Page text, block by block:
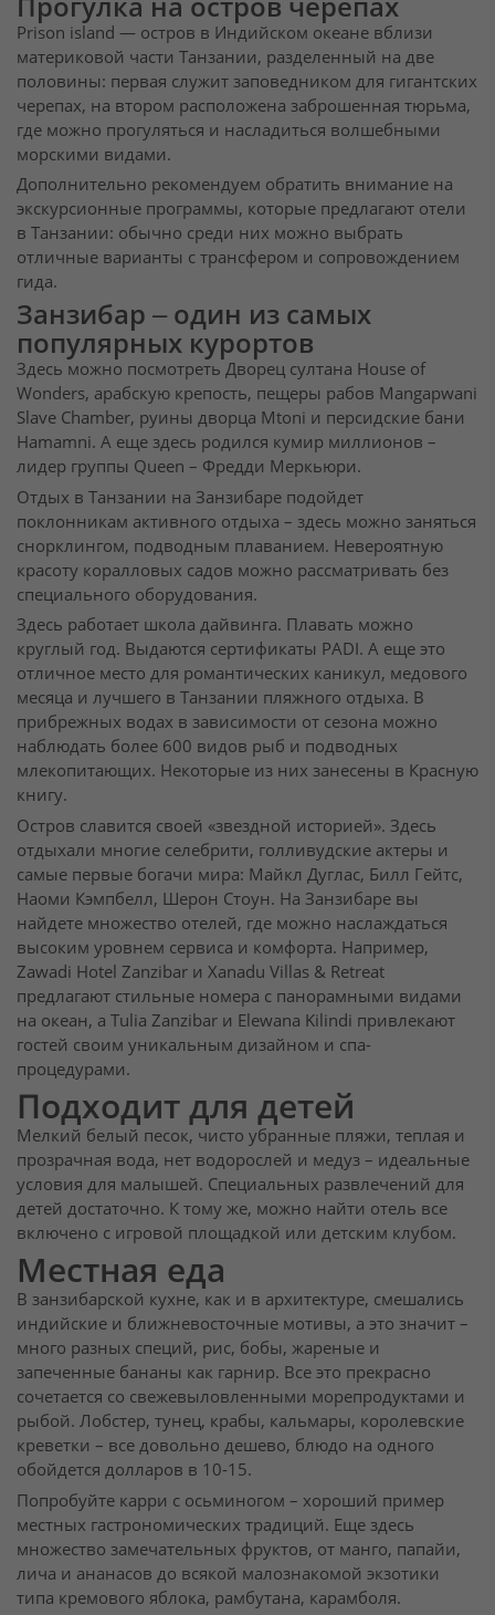
Prison island — остров в Индийском океане вблизи
материковой части Танзании, разделенный на две
половины: первая служит заповедником для гигантских
черепах, на втором расположена заброшенная тюрьма,
где можно прогуляться и насладиться волшебными
морскими видами.
Дополнительно рекомендуем обратить внимание на
экскурсионные программы, которые предлагают отели
в Танзании: обычно среди них можно выбрать
отличные варианты с трансфером и сопровождением
гида.
Занзибар – один из самых
популярных курортов
Здесь можно посмотреть Дворец султана House of
Wonders, арабскую крепость, пещеры рабов Mangapwani
Slave Chamber, руины дворца Mtoni и персидские бани
Hamamni. А еще здесь родился кумир миллионов –
лидер группы Queen – Фредди Меркьюри.
Отдых в Танзании на Занзибаре подойдет
поклонникам активного отдыха – здесь можно заняться
снорклингом, подводным плаванием. Невероятную
красоту коралловых садов можно рассматривать без
специального оборудования.
Здесь работает школа дайвинга. Плавать можно
круглый год. Выдаются сертификаты PADI. А еще это
отличное место для романтических каникул, медового
месяца и лучшего в Танзании пляжного отдыха. В
прибрежных водах в зависимости от сезона можно
наблюдать более 600 видов рыб и подводных
млекопитающих. Некоторые из них занесены в Красную
книгу.
Остров славится своей «звездной историей». Здесь
отдыхали многие селебрити, голливудские актеры и
самые первые богачи мира: Майкл Дуглас, Билл Гейтс,
Наоми Кэмпбелл, Шерон Стоун. На Занзибаре вы
найдете множество отелей, где можно наслаждаться
высоким уровнем сервиса и комфорта. Например,
Zawadi Hotel Zanzibar и Xanadu Villas & Retreat
предлагают стильные номера с панорамными видами
на океан, а Tulia Zanzibar и Elewana Kilindi привлекают
гостей своим уникальным дизайном и спа-
процедурами.
Подходит для детей
Мелкий белый песок, чисто убранные пляжи, теплая и
прозрачная вода, нет водорослей и медуз – идеальные
условия для малышей. Специальных развлечений для
детей достаточно. К тому же, можно найти отель все
включено с игровой площадкой или детским клубом.
Местная еда
В занзибарской кухне, как и в архитектуре, смешались
индийские и ближневосточные мотивы, а это значит –
много разных специй, рис, бобы, жареные и
запеченные бананы как гарнир. Все это прекрасно
сочетается со свежевыловленными морепродуктами и
рыбой. Лобстер, тунец, крабы, кальмары, королевские
креветки – все довольно дешево, блюдо на одного
обойдется долларов в 10-15.
Попробуйте карри с осьминогом – хороший пример
местных гастрономических традиций. Еще здесь
множество замечательных фруктов, от манго, папайи,
лича и ананасов до всякой малознакомой экзотики
типа кремового яблока, рамбутана, карамболя.